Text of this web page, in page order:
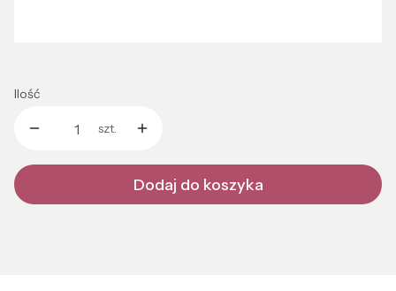
Ilość
szt.
Dodaj do koszyka